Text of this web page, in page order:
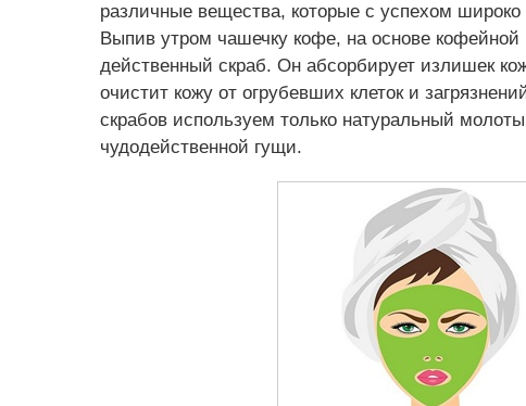
различные вещества, которые с успехом широко
Выпив утром чашечку кофе, на основе
действенный скраб. Он абсорбирует излишек
очистит кожу от огрубевших клеток и
скрабов используем только натуральный
чудодейственной гущи.